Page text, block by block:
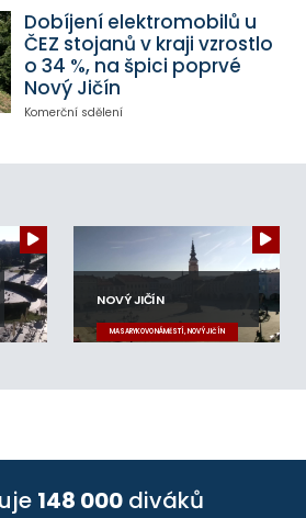
Dobíjení elektromobilů u
ČEZ stojanů v kraji vzrostlo
o 34 %, na špici poprvé
Nový Jičín
Komerční sdělení
NOVÝ JIČÍN
MASARYKOVO NÁMĚSTÍ, NOVÝ JIČÍN
148 000 diváků